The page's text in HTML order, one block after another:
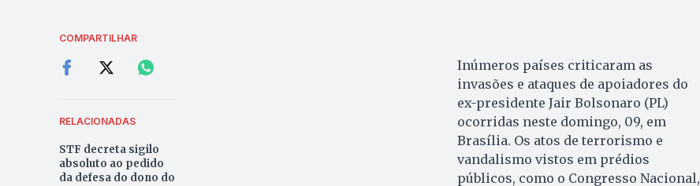
COMPARTILHAR
RELACIONADAS
STF decreta sigilo
absoluto ao pedido
da defesa do dono do
Inúmeros países criticaram as
invasões e ataques de apoiadores do
ex-presidente Jair Bolsonaro (PL)
ocorridas neste domingo, 09, em
Brasília. Os atos de terrorismo e
vandalismo vistos em prédios
públicos, como o Congresso Nacional,